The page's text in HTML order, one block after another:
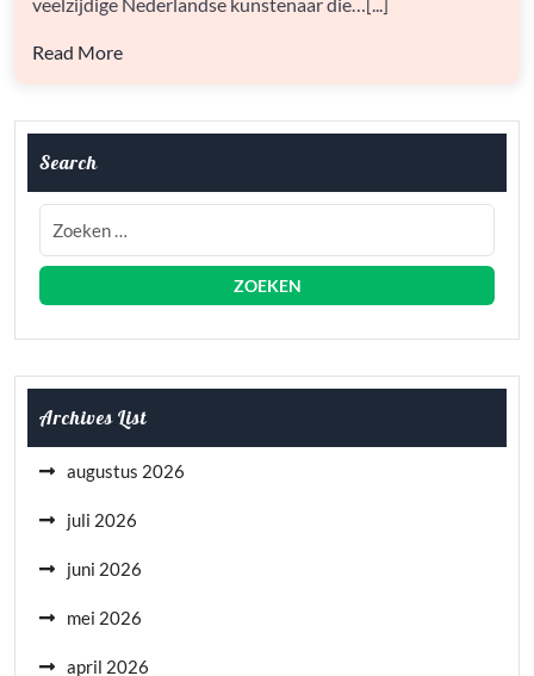
VAN
Read More
Search
Archives List
augustus 2026
juli 2026
juni 2026
mei 2026
april 2026